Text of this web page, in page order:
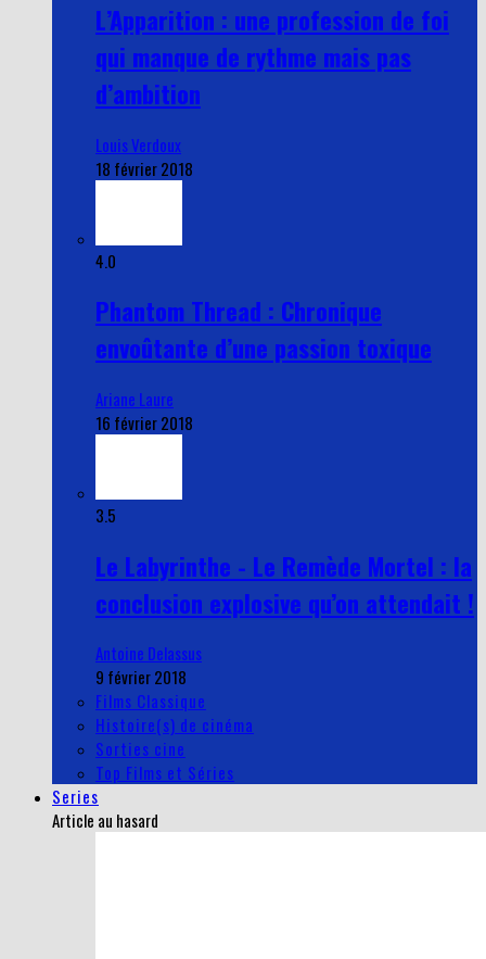
L’Apparition : une profession de foi
qui manque de rythme mais pas
d’ambition
Louis Verdoux
18 février 2018
4.0
Phantom Thread : Chronique
envoûtante d’une passion toxique
Ariane Laure
16 février 2018
3.5
Le Labyrinthe - Le Remède Mortel : la
conclusion explosive qu’on attendait !
Antoine Delassus
9 février 2018
Films Classique
Histoire(s) de cinéma
Sorties cine
Top Films et Séries
Series
Article au hasard